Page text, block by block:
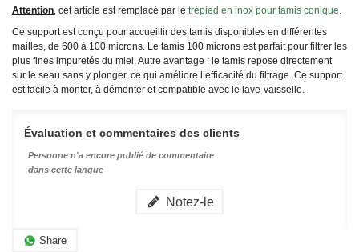
Attention, cet article est remplacé par le trépied en inox pour tamis conique.
Ce support est conçu pour accueillir des tamis disponibles en différentes
mailles, de 600 à 100 microns. Le tamis 100 microns est parfait pour filtrer les
plus fines impuretés du miel. Autre avantage : le tamis repose directement
sur le seau sans y plonger, ce qui améliore l’efficacité du filtrage. Ce support
est facile à monter, à démonter et compatible avec le lave-vaisselle.
Évaluation et commentaires des clients
Personne n'a encore publié de commentaire
dans cette langue
Notez-le
Share